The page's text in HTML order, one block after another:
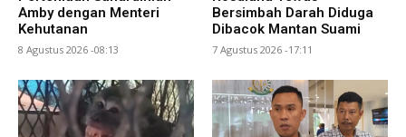
Amby dengan Menteri
Kehutanan
8 Agustus 2026 -08:13
Bersimbah Darah Diduga
Dibacok Mantan Suami
7 Agustus 2026 -17:11